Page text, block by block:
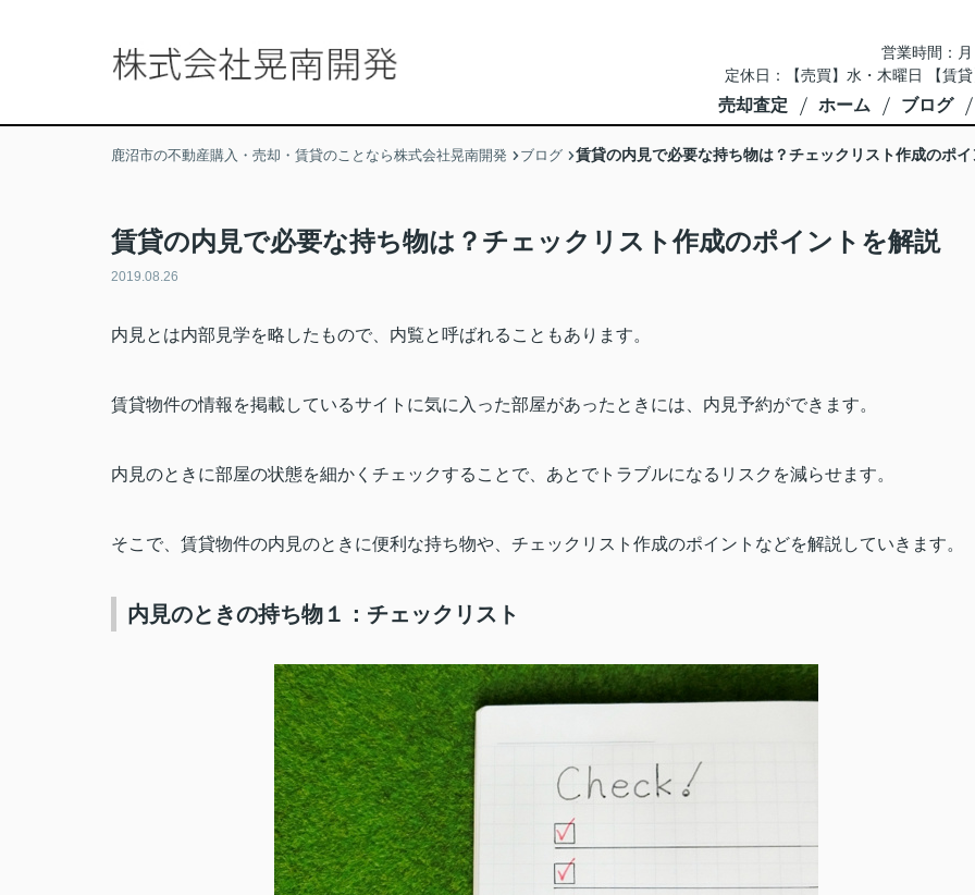
営業時間：
定休日：【売買】水・木曜日 【賃
売却査定 ホーム ブログ
鹿沼市の不動産購入・売却・賃貸のことなら株式会社晃南開発 ブログ 賃貸の内見で必要な持ち物は？チェックリスト作成のポ
賃貸の内見で必要な持ち物は？チェックリスト作成のポイントを解説
2019.08.26
内見とは内部見学を略したもので、内覧と呼ばれることもあります。
賃貸物件の情報を掲載しているサイトに気に入った部屋があったときには、内見予約ができます。
内見のときに部屋の状態を細かくチェックすることで、あとでトラブルになるリスクを減らせます。
そこで、賃貸物件の内見のときに便利な持ち物や、チェックリスト作成のポイントなどを解説していきます。
内見のときの持ち物１：チェックリスト